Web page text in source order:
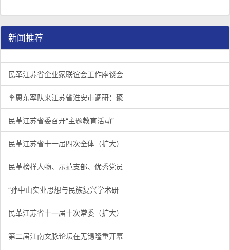
新闻推荐
民革江苏省企业家联谊会工作座谈会在宁召开
1/3 李惠东率队来江苏省淮安市调研：聚焦民革党员之家建设管
2/3 民革江苏省委召开“主题教育活动” 领导班子民主生活会
3/3
民革江苏省企业家联谊会工作座谈会
李惠东率队来江苏省淮安市调研：聚
民革江苏省委召开“主题教育活动”
民革江苏省十一届四次全体（扩大）
民革榜样人物、示范支部、优秀党员
“孙中山实业思想与民族复兴学术研
民革江苏省十一届十次常委（扩大）
第二届江南文脉论坛在无锡隆重开幕